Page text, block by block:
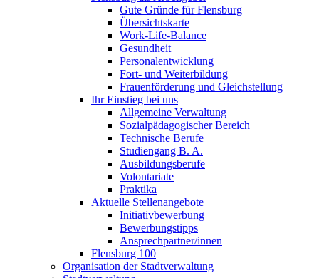
Gute Gründe für Flensburg
Übersichtskarte
Work-Life-Balance
Gesundheit
Personalentwicklung
Fort- und Weiterbildung
Frauenförderung und Gleichstellung
Ihr Einstieg bei uns
Allgemeine Verwaltung
Sozialpädagogischer Bereich
Technische Berufe
Studiengang B. A.
Ausbildungsberufe
Volontariate
Praktika
Aktuelle Stellenangebote
Initiativbewerbung
Bewerbungstipps
Ansprechpartner/innen
Flensburg 100
Organisation der Stadtverwaltung